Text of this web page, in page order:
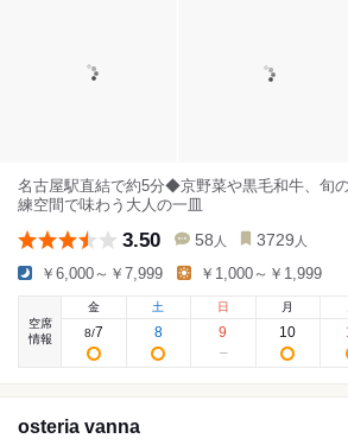
名古屋駅直結で約5分◆京野菜や黒毛和牛、旬
練空間で味わう大人の一皿
3.50 58 人 3729 人
￥6,000～￥7,999 ￥1,000～￥1,999
空席
情報
金
8/7
土
8
日
9
月
10
osteria vanna